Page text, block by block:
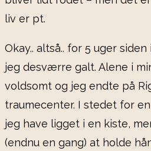
liv er pt.
Okay.. altså.. for 5 uger
jeg desværre galt. Alene i
voldsomt og jeg endte på
traumecenter. I stedet for
jeg have ligget i en kiste,
(endnu en gang) at holde